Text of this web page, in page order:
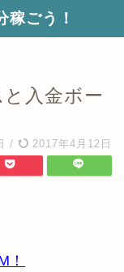
稼ごう！
入金ボー
/ 2017年4月12日
！